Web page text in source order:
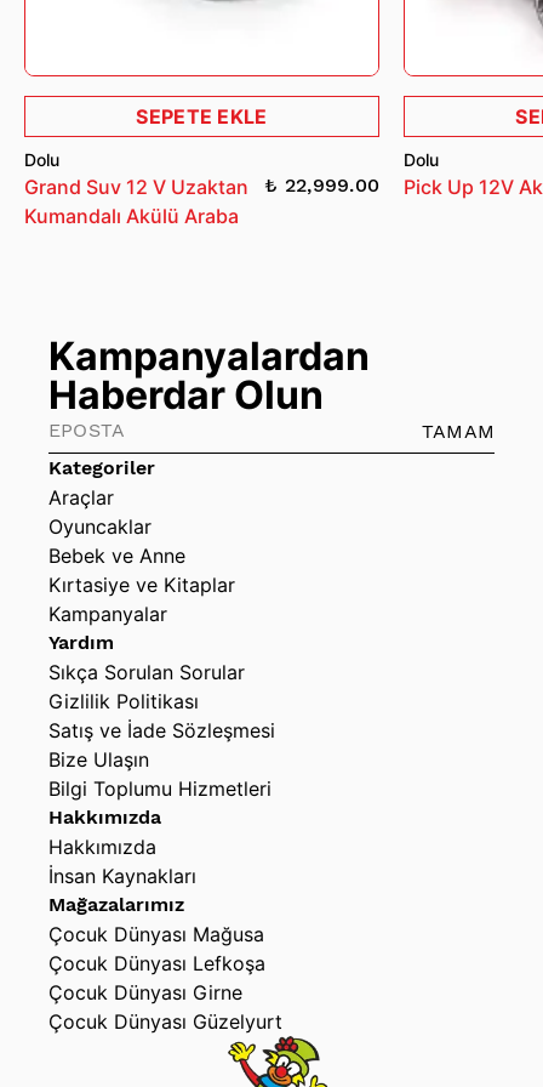
SEPETE EKLE
Dolu
Grand Suv 12 V Uzaktan
Kumandalı Akülü Araba
₺ 22,999.00
Dolu
Pick Up 12V
Kategoriler
Araçlar
Oyuncaklar
Bebek ve Anne
Kırtasiye ve Kitaplar
Kampanyalar
Yardım
Sıkça Sorulan Sorular
Gizlilik Politikası
Satış ve İade Sözleşmesi
Bize Ulaşın
Bilgi Toplumu Hizmetleri
Hakkımızda
Hakkımızda
İnsan Kaynakları
Mağazalarımız
Çocuk Dünyası Mağusa
Çocuk Dünyası Lefkoşa
Çocuk Dünyası Girne
Çocuk Dünyası Güzelyurt
Kampanyalardan
Haberdar Olun
TAMAM